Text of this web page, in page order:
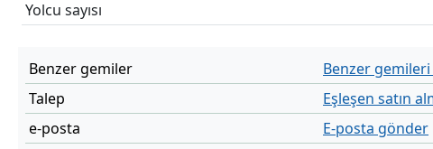
Yolcu sayısı
Benzer gemiler
Benzer
Talep
Eşleşen satın
e-posta
E-posta gönder